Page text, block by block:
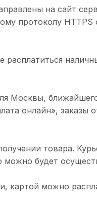
на сайт
протоколу
Москвы,
онлайн», заказы
товара.
будет
картой можно